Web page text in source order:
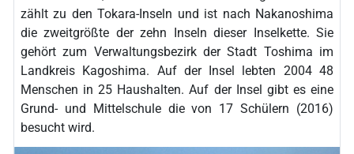
zählt zu den Tokara-Inseln und ist nach Nakanoshima
die zweitgrößte der zehn Inseln dieser Inselkette. Sie
gehört zum Verwaltungsbezirk der Stadt Toshima im
Landkreis Kagoshima. Auf der Insel lebten 2004 48
Menschen in 25 Haushalten. Auf der Insel gibt es eine
Grund- und Mittelschule die von 17 Schülern (2016)
besucht wird.